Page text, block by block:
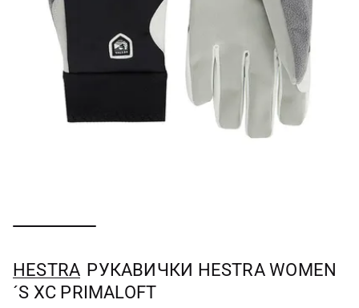
HESTRA РУКАВИЧКИ HESTRA WOMEN
´S XC PRIMALOFT